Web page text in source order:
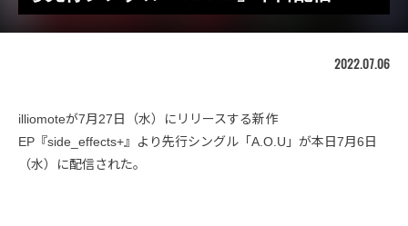
2022.07.06
illiomoteが7月27日（水）にリリースする新作
EP『side_effects+』より先行シングル「A.O.U」が本日7月6日
（水）に配信された。